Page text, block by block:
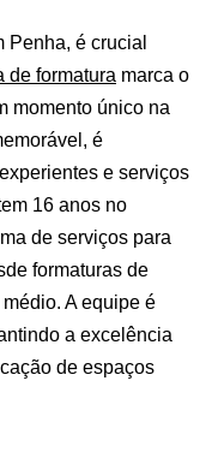
Penha, é crucial
de formatura marca o
momento único na
é
e serviços
16 anos no
de serviços para
formaturas de
A equipe é
a excelência
de espaços